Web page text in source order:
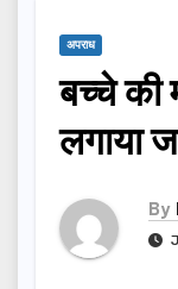
अपराध
बच्चे की
लगाया
By